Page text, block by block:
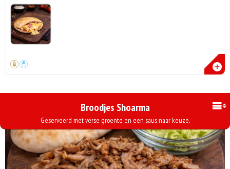
Broodjes Shoarma
Geserveerd met verse groente en een saus naar keuze.